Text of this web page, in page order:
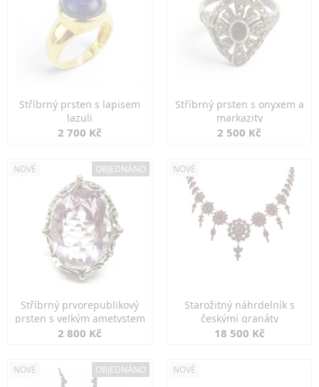
Stříbrný prsten s lapisem
lazuli
2 700 Kč
Stříbrný prsten s onyxem a
markazity
2 500 Kč
NOVÉ OBJEDNÁNO
Stříbrný prvorepublikový
prsten s velkým ametystem
2 800 Kč
NOVÉ
Starožitný náhrdelník s
českými granáty
18 500 Kč
NOVÉ OBJEDNÁNO NOVÉ